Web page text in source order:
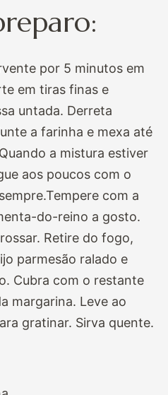
por 5 minutos em
em tiras finas e
untada. Derreta
a farinha e mexa até
a mistura estiver
aos poucos com o
com a
do-reino a gosto.
Retire do fogo,
parmesão ralado e
Cubra com o restante
margarina. Leve ao
gratinar. Sirva quente.